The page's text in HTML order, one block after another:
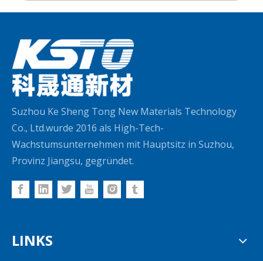
Suzhou Ke Sheng Tong New Materials Technology
Co., Ltd.wurde 2016 als High-Tech-
Wachstumsunternehmen mit Hauptsitz in Suzhou,
Provinz Jiangsu, gegründet.
LINKS